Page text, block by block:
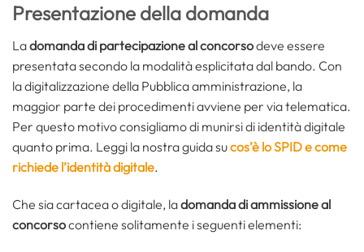
Presentazione della domanda
Ladomanda di partecipazione al concorsodeve essere
presentata secondo la modalità esplicitata dal bando. Con
la digitalizzazione della Pubblica amministrazione, la
maggior parte dei procedimenti avviene per via telematica.
Per questo motivo consigliamo di munirsi di identità digitale
quanto prima. Leggi la nostra guida sucos’è lo SPID e come
richiede l’identità digitale.
Che sia cartacea o digitale, ladomanda di ammissione al
concorsocontiene solitamente i seguenti elementi: